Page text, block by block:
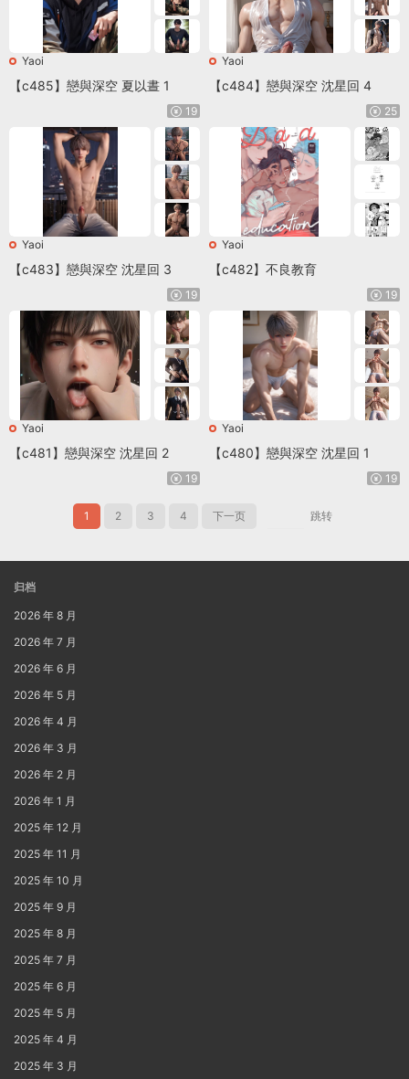
Yaoi
【c485】戀與深空 夏以晝 1
19
Yaoi
【c484】戀與深空 沈星回 4
25
Yaoi
【c483】戀與深空 沈星回 3
19
Yaoi
【c482】不良教育
19
Yaoi
【c481】戀與深空 沈星回 2
19
Yaoi
【c480】戀與深空 沈星回 1
19
1 2 3 4 下一页 跳转
归档
2026 年 8 月
2026 年 7 月
2026 年 6 月
2026 年 5 月
2026 年 4 月
2026 年 3 月
2026 年 2 月
2026 年 1 月
2025 年 12 月
2025 年 11 月
2025 年 10 月
2025 年 9 月
2025 年 8 月
2025 年 7 月
2025 年 6 月
2025 年 5 月
2025 年 4 月
2025 年 3 月